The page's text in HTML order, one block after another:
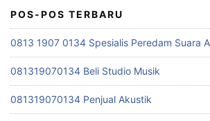
POS-POS TERBARU
0813 1907 0134 Spesialis Peredam Suara
081319070134 Beli Studio Musik
081319070134 Penjual Akustik